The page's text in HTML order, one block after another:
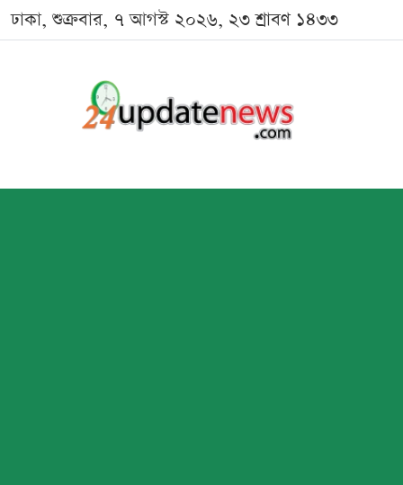
ঢাকা, শুক্রবার, ৭ আগস্ট ২০২৬, ২৩ শ্রাবণ ১৪৩৩